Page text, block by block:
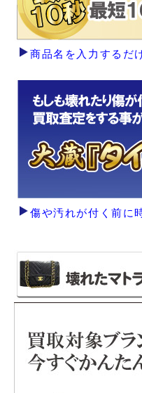
商品名を入力するだ
傷や汚れが付く前に